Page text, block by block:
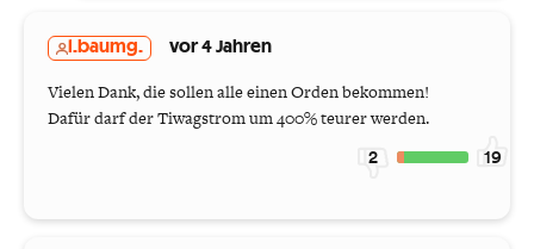
l.baumg. vor 4 Jahren
Vielen Dank, die sollen alle einen Orden bekommen!
Dafür darf der Tiwagstrom um 400% teurer werden.
2 19